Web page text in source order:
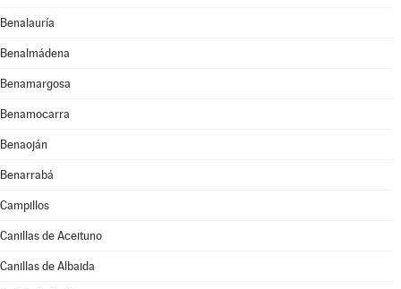
Benalauría
Benalmádena
Benamargosa
Benamocarra
Benaoján
Benarrabá
Campillos
Canillas de Aceituno
Canillas de Albaida